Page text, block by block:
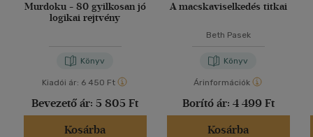
Murdoku - 80 gyilkosan jó
logikai rejtvény
Könyv
Kiadói ár: 6 450 Ft
Bevezető ár: 5 805 Ft
Kosárba
A macskaviselkedés titkai
Beth Pasek
Könyv
Árinformációk
Borító ár: 4 499 Ft
Kosárba